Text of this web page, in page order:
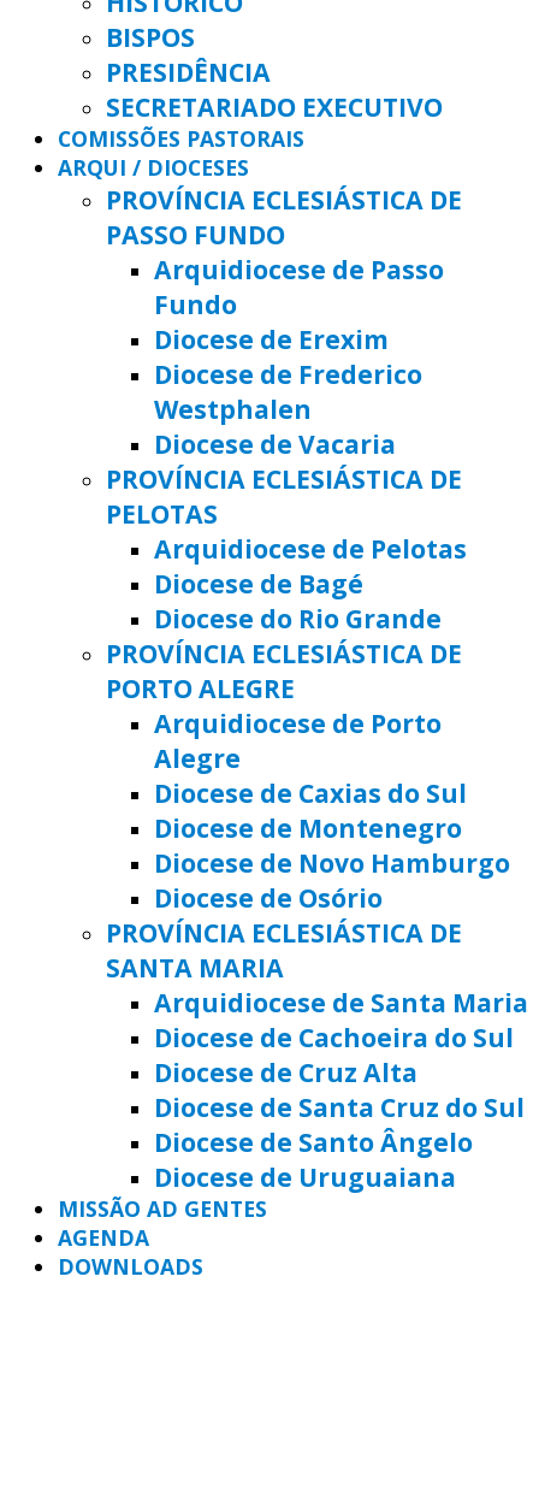
BISPOS
PRESIDÊNCIA
SECRETARIADO EXECUTIVO
COMISSÕES PASTORAIS
ARQUI / DIOCESES
PROVÍNCIA ECLESIÁSTICA DE
PASSO FUNDO
Arquidiocese de Passo
Fundo
Diocese de Erexim
Diocese de Frederico
Westphalen
Diocese de Vacaria
PROVÍNCIA ECLESIÁSTICA DE
PELOTAS
Arquidiocese de Pelotas
Diocese de Bagé
Diocese do Rio Grande
PROVÍNCIA ECLESIÁSTICA DE
PORTO ALEGRE
Arquidiocese de Porto
Alegre
Diocese de Caxias do Sul
Diocese de Montenegro
Diocese de Novo Hamburgo
Diocese de Osório
PROVÍNCIA ECLESIÁSTICA DE
SANTA MARIA
Arquidiocese de Santa Maria
Diocese de Cachoeira do Sul
Diocese de Cruz Alta
Diocese de Santa Cruz do Sul
Diocese de Santo Ângelo
Diocese de Uruguaiana
MISSÃO AD GENTES
AGENDA
DOWNLOADS